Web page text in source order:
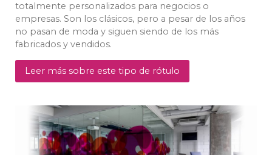
totalmente personalizados para negocios o
empresas. Son los clásicos, pero a pesar de los años
no pasan de moda y siguen siendo de los más
fabricados y vendidos.
Leer más sobre este tipo de rótulo